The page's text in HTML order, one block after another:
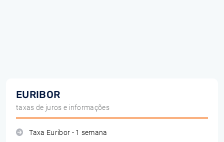
EURIBOR
taxas de juros e informações
Taxa Euribor - 1 semana